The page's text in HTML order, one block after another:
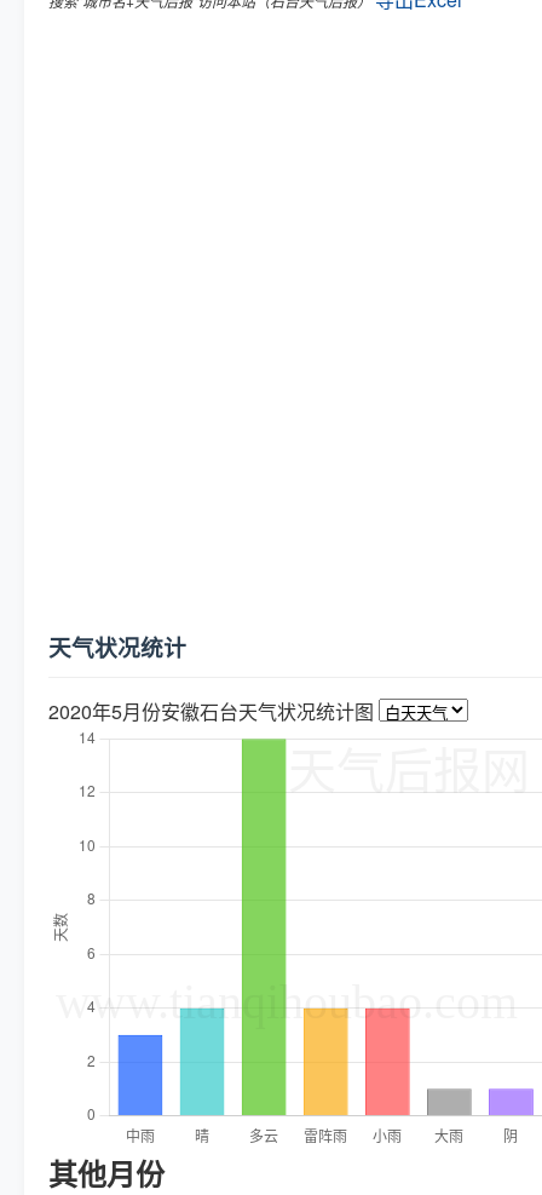
天气状况统计
2020年5月份安徽石台天气状况统计图
其他月份